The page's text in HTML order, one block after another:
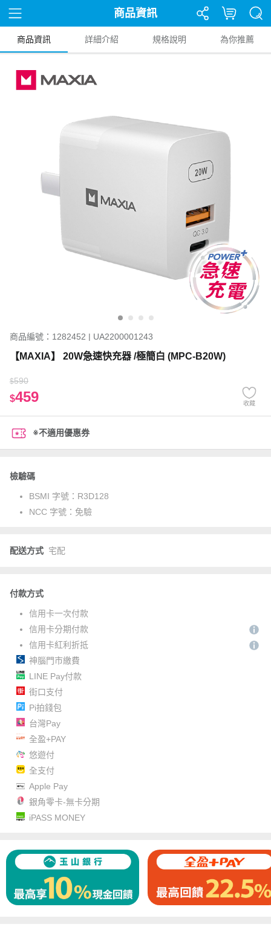
商品資訊
商品資訊 詳細介紹 規格說明 為你推薦
商品編號：1282452 | UA2200001243
【MAXIA】 20W急速快充器 /極簡白 (MPC-B20W)
$590
$459 收藏
※不適用優惠券
檢驗碼
BSMI 字號： R3D128
NCC 字號： 免驗
配送方式 宅配
付款方式
信用卡一次付款
信用卡分期付款
信用卡紅利折抵
神腦門市繳費
LINE Pay付款
街口支付
Pi拍錢包
台灣Pay
全盈+PAY
悠遊付
全支付
Apple Pay
銀角零卡-無卡分期
iPASS MONEY